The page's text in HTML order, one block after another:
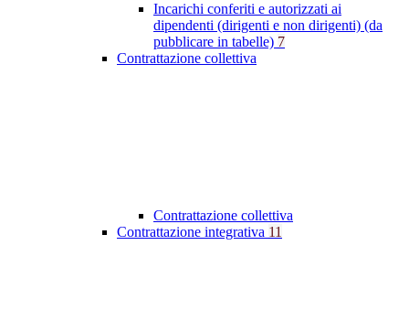
Incarichi conferiti e autorizzati ai
dipendenti (dirigenti e non dirigenti) (da
pubblicare in tabelle) 7
Contrattazione collettiva
Contrattazione collettiva
Contrattazione integrativa 11